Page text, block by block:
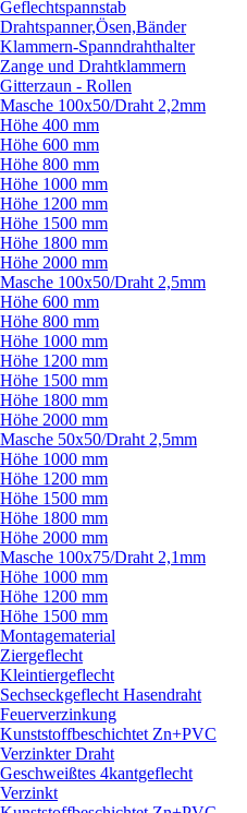
Geflechtspannstab
Drahtspanner,Ösen,Bänder
Klammern-Spanndrahthalter
Zange und Drahtklammern
Gitterzaun - Rollen
Masche 100x50/Draht 2,2mm
Höhe 400 mm
Höhe 600 mm
Höhe 800 mm
Höhe 1000 mm
Höhe 1200 mm
Höhe 1500 mm
Höhe 1800 mm
Höhe 2000 mm
Masche 100x50/Draht 2,5mm
Höhe 600 mm
Höhe 800 mm
Höhe 1000 mm
Höhe 1200 mm
Höhe 1500 mm
Höhe 1800 mm
Höhe 2000 mm
Masche 50x50/Draht 2,5mm
Höhe 1000 mm
Höhe 1200 mm
Höhe 1500 mm
Höhe 1800 mm
Höhe 2000 mm
Masche 100x75/Draht 2,1mm
Höhe 1000 mm
Höhe 1200 mm
Höhe 1500 mm
Montagematerial
Ziergeflecht
Kleintiergeflecht
Sechseckgeflecht Hasendraht
Feuerverzinkung
Kunststoffbeschichtet Zn+PVC
Verzinkter Draht
Geschweißtes 4kantgeflecht
Verzinkt